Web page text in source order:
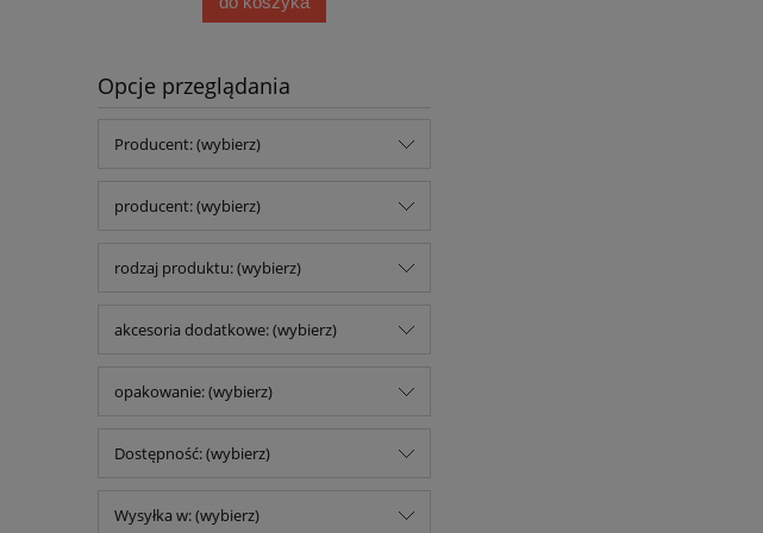
Opcje przeglądania
Producent: (wybierz)
producent: (wybierz)
rodzaj produktu: (wybierz)
akcesoria dodatkowe: (wybierz)
opakowanie: (wybierz)
Dostępność: (wybierz)
Wysyłka w: (wybierz)